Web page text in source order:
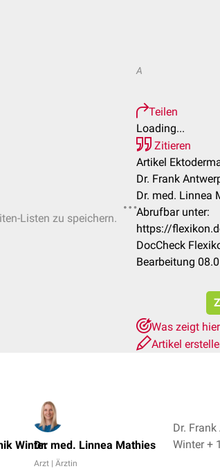
Listen zu speichern.
A
Teilen
Loading...
Zitieren
Artikel
Dr. Frank
Dr. med. Linnea
Abrufbar unter:
https://
DocCheck
Bearbeitung
Was zeigt
Artikel
WinterDr. med. Linnea Mathies
Arzt | Ärztin
Dr.
Winter + 1